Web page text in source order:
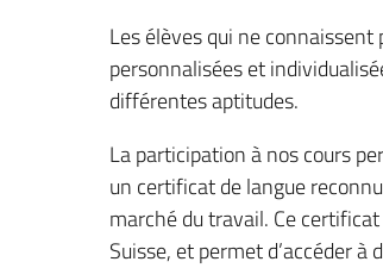
Les élèves qui ne
personnalisées et
différentes aptitudes.
La participation à nos cours
un certificat de langue
marché du travail. Ce
Suisse, et permet d’accéder